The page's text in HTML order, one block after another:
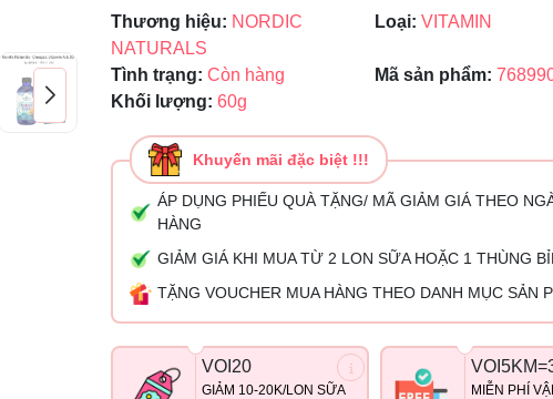
Thương hiệu: NORDIC
NATURALS
Loại: VITAMIN
Tình trạng: Còn hàng Mã sản phẩm:
Khối lượng: 60g
Khuyến mãi đặc biệt !!!
ÁP DỤNG PHIẾU QUÀ TẶNG/ MÃ GIẢM GIÁ THEO
HÀNG
GIẢM GIÁ KHI MUA TỪ 2 LON SỮA HOẶC 1 THÙNG
TẶNG VOUCHER MUA HÀNG THEO DANH MỤC SẢN
VOI20
GIẢM 10-20K/LON SỮA
MIỄN PHÍ